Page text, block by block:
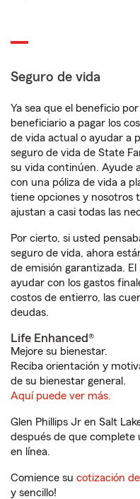
Seguro de vida
Ya sea que el beneficio
beneficiario a pagar los
de vida actual o ayudar a
seguro de vida de State
su vida continúen. Ayude
con una póliza de vida a
tiene opciones y nosotros
ajustan a casi todas las
Por cierto, si usted
seguro de vida, ahora
de emisión garantizada.
ayudar con los gastos
costos de entierro, las
deudas.
Life Enhanced®
Mejore su bienestar.
Reciba orientación y
de su bienestar general.
Aquí puede ver más.
Glen Phillips Jr en Salt
después de que complete
en línea.
Comience su cotización
y sencillo!